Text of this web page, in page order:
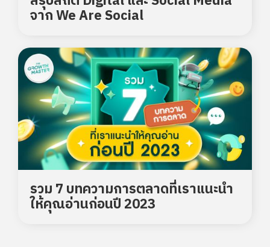
จาก We Are Social
รวม 7 บทความการตลาดที่เราแนะนำ
ให้คุณอ่านก่อนปี 2023